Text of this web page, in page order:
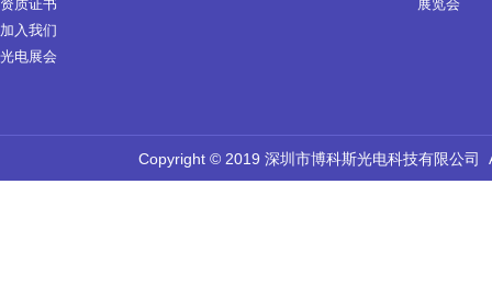
资质证书
加入我们
光电展会
展览会
Copyright © 2019 深圳市博科斯光电科技